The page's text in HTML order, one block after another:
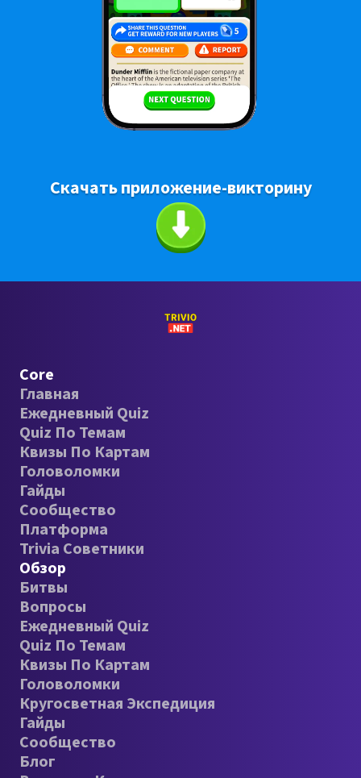
Скачать приложение-викторину
Core
Главная
Ежедневный Quiz
Quiz По Темам
Квизы По Картам
Головоломки
Гайды
Сообщество
Платформа
Trivia Советники
Обзор
Битвы
Вопросы
Ежедневный Quiz
Quiz По Темам
Квизы По Картам
Головоломки
Кругосветная Экспедиция
Гайды
Сообщество
Блог